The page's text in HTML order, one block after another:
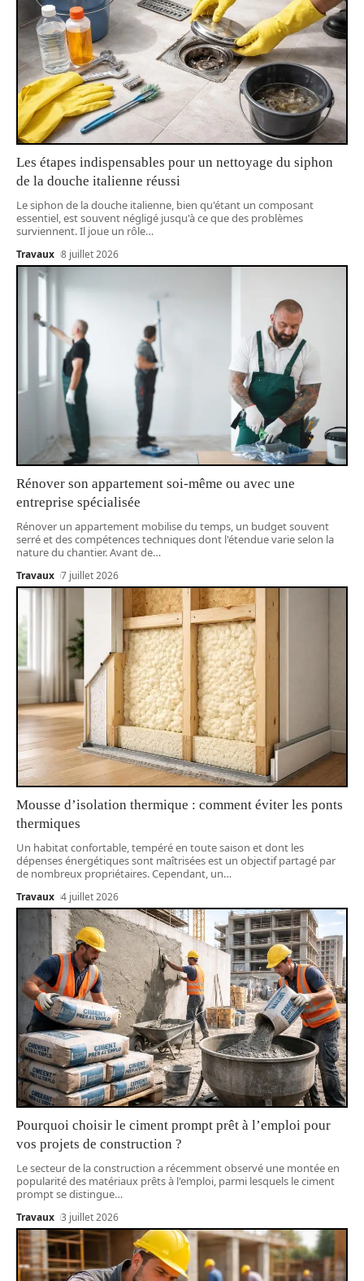
Les étapes indispensables pour un nettoyage du siphon
de la douche italienne réussi
Le siphon de la douche italienne, bien qu'étant un composant
essentiel, est souvent négligé jusqu'à ce que des problèmes
surviennent. Il joue un rôle…
Travaux 8 juillet 2026
Rénover son appartement soi-même ou avec une
entreprise spécialisée
Rénover un appartement mobilise du temps, un budget souvent
serré et des compétences techniques dont l'étendue varie selon la
nature du chantier. Avant de…
Travaux 7 juillet 2026
Mousse d’isolation thermique : comment éviter les ponts
thermiques
Un habitat confortable, tempéré en toute saison et dont les
dépenses énergétiques sont maîtrisées est un objectif partagé par
de nombreux propriétaires. Cependant, un…
Travaux 4 juillet 2026
Pourquoi choisir le ciment prompt prêt à l’emploi pour
vos projets de construction ?
Le secteur de la construction a récemment observé une montée en
popularité des matériaux prêts à l'emploi, parmi lesquels le ciment
prompt se distingue…
Travaux 3 juillet 2026